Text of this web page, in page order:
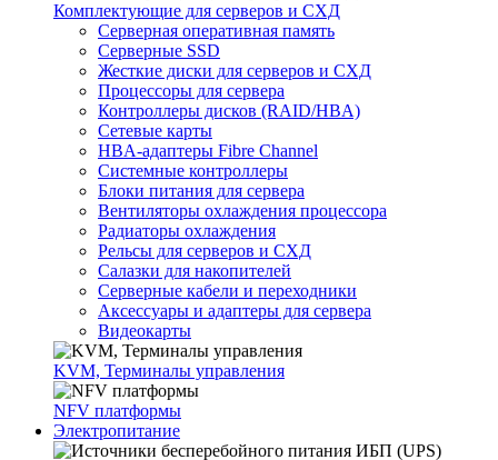
Комплектующие для серверов и СХД
Серверная оперативная память
Серверные SSD
Жесткие диски для серверов и СХД
Процессоры для сервера
Контроллеры дисков (RAID/HBA)
Сетевые карты
HBA-адаптеры Fibre Channel
Системные контроллеры
Блоки питания для сервера
Вентиляторы охлаждения процессора
Радиаторы охлаждения
Рельсы для серверов и СХД
Салазки для накопителей
Серверные кабели и переходники
Аксессуары и адаптеры для сервера
Видеокарты
KVM, Терминалы управления
NFV платформы
Электропитание